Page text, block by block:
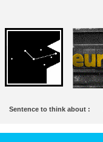
Sentence to think about :